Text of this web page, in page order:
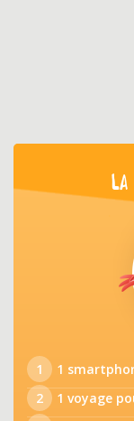
LA
1
1
2
1 voyage